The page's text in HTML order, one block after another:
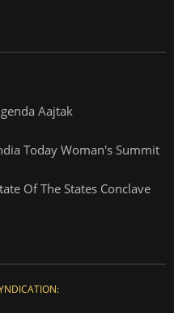
Aajtak
Today Woman's Summit
Of The States Conclave